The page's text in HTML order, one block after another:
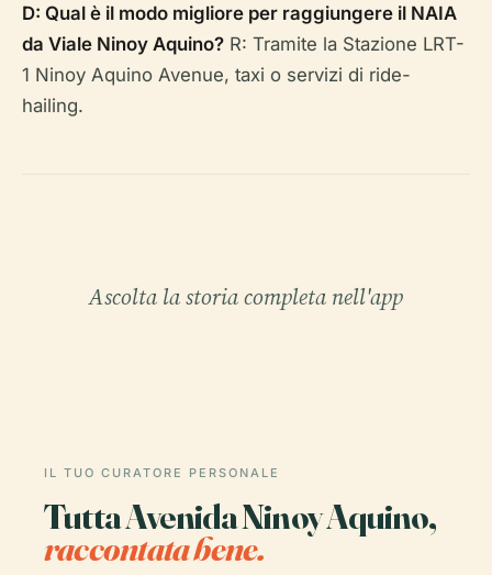
D: Qual è il modo migliore per raggiungere il NAIA
da Viale Ninoy Aquino? R: Tramite la Stazione LRT-
1 Ninoy Aquino Avenue, taxi o servizi di ride-
hailing.
Ascolta la storia completa nell'app
IL TUO CURATORE PERSONALE
Tutta Avenida Ninoy Aquino,
raccontata bene.